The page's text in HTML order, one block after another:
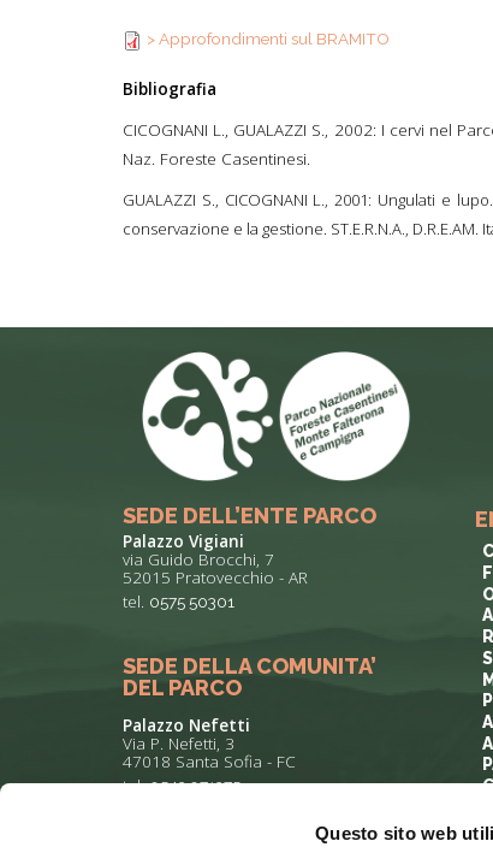
Questo sito web
>> Approfondimenti sul BRAMITO
Bibliografia
CICOGNANI L., GUALAZZI S., 2002: I cervi nel
Naz. Foreste Casentinesi.
GUALAZZI S., CICOGNANI L., 2001: Ungulati e
conservazione e la gestione. ST.E.R.N.A., D.R.E.AM.
SEDE DELL’ENTE PARCO
Palazzo Vigiani
via Guido Brocchi, 7
52015 Pratovecchio - AR
tel. 0575 50301
SEDE DELLA COMUNITA’
DEL PARCO
Palazzo Nefetti
Via P. Nefetti, 3
47018 Santa Sofia - FC
tel.0543 971375
info@parcoforestecasentinesi.it